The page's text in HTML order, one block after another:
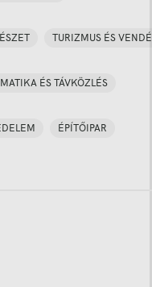
TURIZMUS ÉS
ÉS TÁVKÖZLÉS
ÉPÍTŐIPAR